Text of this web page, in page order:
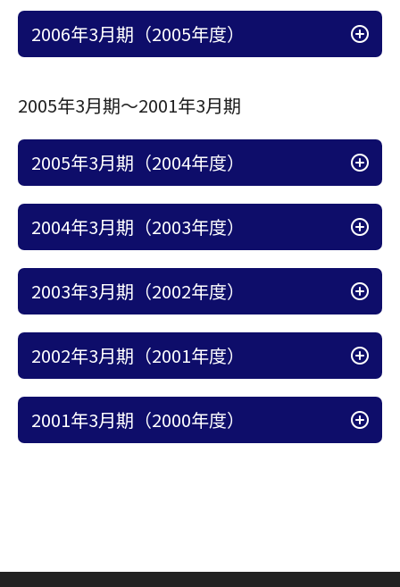
2006年3月期（2005年度） アコーディオン開
2005年3月期～2001年3月期
2005年3月期（2004年度） アコーディオン開
2004年3月期（2003年度） アコーディオン開
2003年3月期（2002年度） アコーディオン開
2002年3月期（2001年度） アコーディオン開
2001年3月期（2000年度） アコーディオン開